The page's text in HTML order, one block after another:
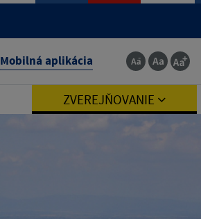
Mobilná aplikácia
ZVEREJŇOVANIE